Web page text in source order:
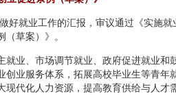
就业工作的汇报，审议通过《实施
草案）》。
业、市场调节就业、政府促进就业和
业服务体系，拓展高校毕业生等青年
代化人力资源，提高教育供给与人才